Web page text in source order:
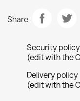
Share
Security policy
(edit with the
Delivery policy
(edit with the